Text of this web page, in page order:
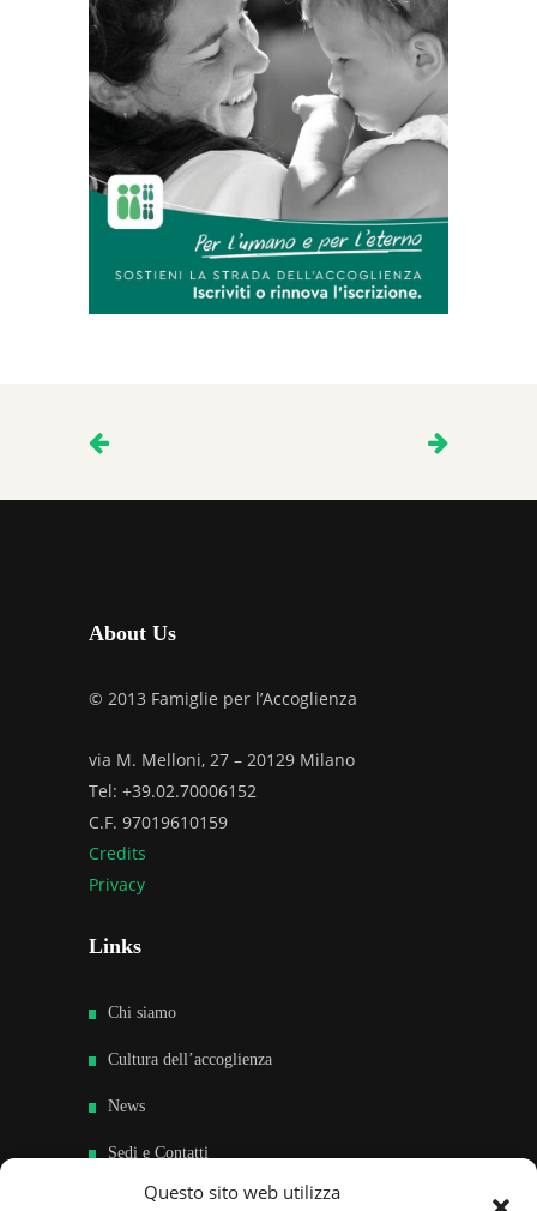
Questo sito web utilizza
About Us
© 2013 Famiglie per l’Accoglienza
via M. Melloni, 27 – 20129 Milano
Tel: +39.02.70006152
C.F. 97019610159
Credits
Privacy
Links
Chi siamo
Cultura dell’accoglienza
News
Sedi e Contatti
Sostieni